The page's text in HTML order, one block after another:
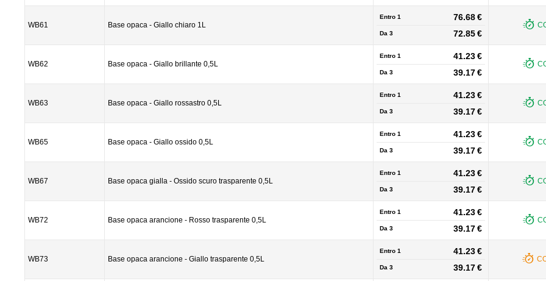
WB61 Base opaca - Giallo chiaro 1L
Entro 1 76.68 €
Da 3 72.85 €
WB62 Base opaca - Giallo brillante 0,5L
Entro 1 41.23 €
Da 3 39.17 €
WB63 Base opaca - Giallo rossastro 0,5L
Entro 1 41.23 €
Da 3 39.17 €
WB65 Base opaca - Giallo ossido 0,5L
Entro 1 41.23 €
Da 3 39.17 €
WB67 Base opaca gialla - Ossido scuro trasparente 0,5L
Entro 1 41.23 €
Da 3 39.17 €
WB72 Base opaca arancione - Rosso trasparente 0,5L
Entro 1 41.23 €
Da 3 39.17 €
WB73 Base opaca arancione - Giallo trasparente 0,5L
Entro 1 41.23 €
Da 3 39.17 €